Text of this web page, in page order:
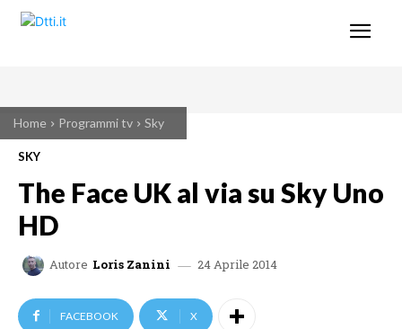
Home Programmi tv Sky
SKY
The Face UK al via su Sky Uno
HD
Autore Loris Zanini 24 Aprile 2014
FACEBOOK X